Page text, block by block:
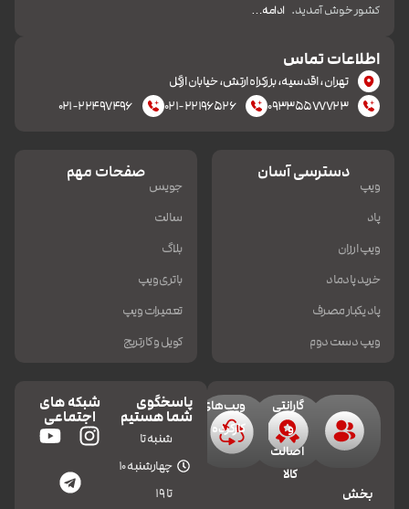
کشور خوش آمدید. ادامه…
اطلاعات تماس
تهران، اقدسیه، بزرکراه ارتش، خیابان ازگل
۰۹۳۳۵۵۷۷۷۲۳
۰۲۱-۲۲۱۹۶۵۲۶ ۰۲۱-۲۲۴۹۷۴۹۶
دسترسی آسان
ویپ
پاد
ویپ ارزان
خرید پادماد
پاد یکبار مصرف
ویپ دست دوم
صفحات مهم
جویس
سالت
بلاگ
باتری ویپ
تعمیرات ویپ
کویل و کارتریج
بخش
گارانتی
و
اصالت
کالا
ویپ‌های
کارکرده
پاسخگوی
شما هستیم
شنبه تا
چهارشنبه 10
تا 19
شبکه های
اجتماعی